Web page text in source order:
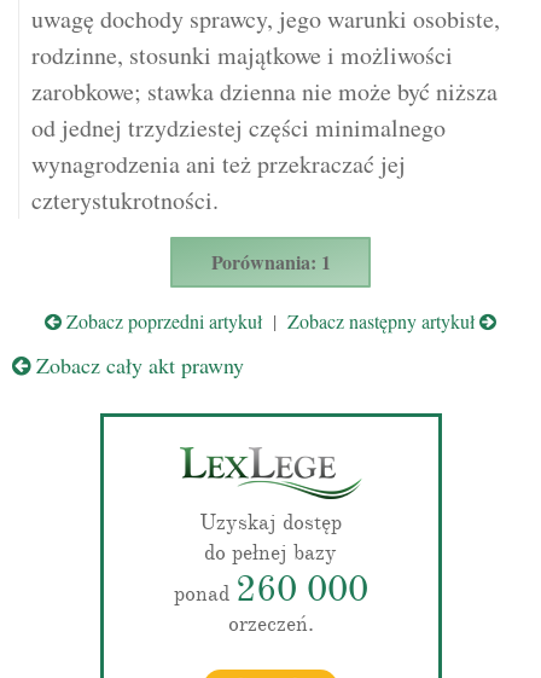
uwagę dochody sprawcy, jego warunki osobiste,
rodzinne, stosunki majątkowe i możliwości
zarobkowe; stawka dzienna nie może być niższa
od jednej trzydziestej części minimalnego
wynagrodzenia ani też przekraczać jej
czterystukrotności.
Porównania: 1
Zobacz poprzedni artykuł | Zobacz następny artykuł
Zobacz cały akt prawny
Uzyskaj dostęp
do pełnej bazy
ponad 260 000
orzeczeń.